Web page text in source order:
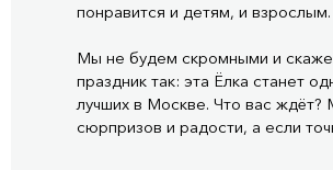
понравится и детям, и взрослым.
Мы не будем скромными и
праздник так: эта Ёлка станет
лучших в Москве. Что вас ждёт?
сюрпризов и радости, а если